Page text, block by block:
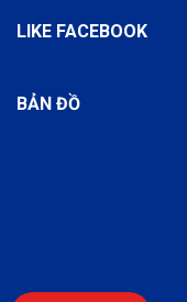
LIKE FACEBOOK
BẢN ĐỒ